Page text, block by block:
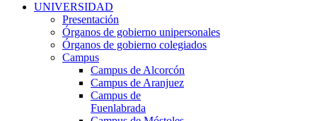
UNIVERSIDAD
Presentación
Órganos de gobierno unipersonales
Órganos de gobierno colegiados
Campus
Campus de Alcorcón
Campus de Aranjuez
Campus de
Fuenlabrada